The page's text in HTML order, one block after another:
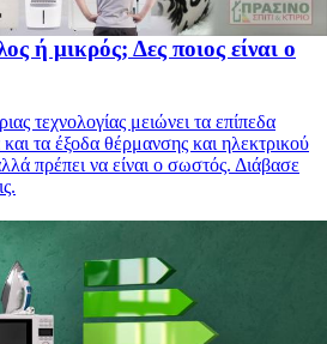
ή μικρός; Δες ποιος είναι ο
τεχνολογίας μειώνει τα επίπεδα
τα έξοδα θέρμανσης και ηλεκτρικού
πρέπει να είναι ο σωστός. Διάβασε